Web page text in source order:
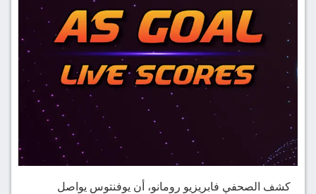
كشف الصحفي فابريزيو رومانو، أن يوفنتوس يواصل